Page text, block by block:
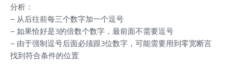
分析：
– 从后往前每三个数字加一个逗号
– 如果恰好是3的倍数个数字，最前面不需要逗号
– 由于强制逗号后面必须跟3位数字，可能需要用到零宽断言
找到符合条件的位置